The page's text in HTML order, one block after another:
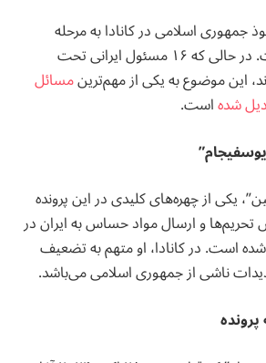
جمهوری اسلامی در کانادا به مرحله
جدیدی وارد شده است. در حالی که ۱۶ مسئول ایرانی تحت
این موضوع به یکی از مهم‌ترینمسائل
شدهاست.
یکی از چهره‌های کلیدی در این پرونده
و ارسال مواد حساس به ایران در
است. در کانادا، او متهم به تضعیف
ناشی از جمهوری اسلامی می‌باشد.